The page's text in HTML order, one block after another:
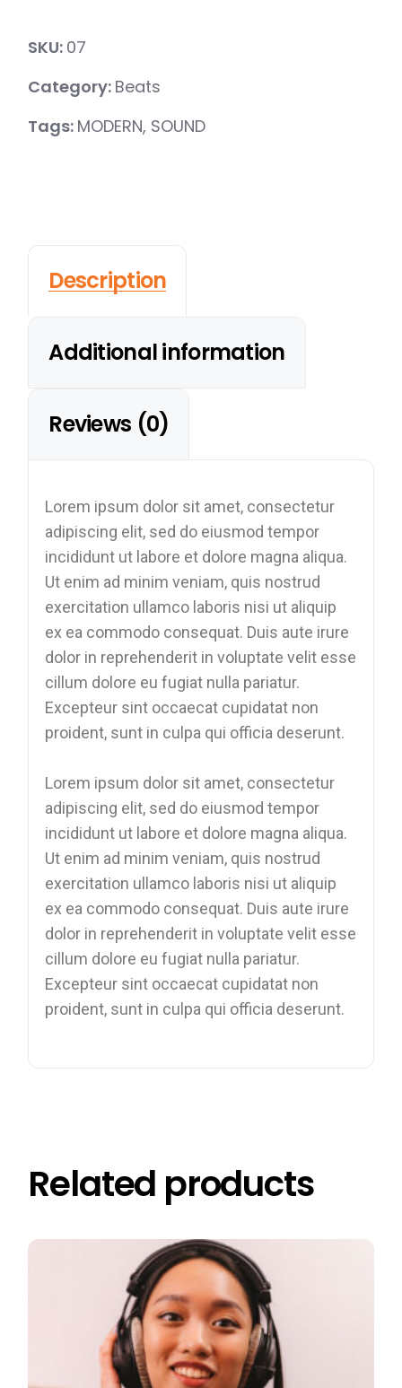
SKU: 07
Category: Beats
Tags: MODERN, SOUND
Description
Additional information
Reviews (0)
Lorem ipsum dolor sit amet, consectetur
adipiscing elit, sed do eiusmod tempor
incididunt ut labore et dolore magna aliqua.
Ut enim ad minim veniam, quis nostrud
exercitation ullamco laboris nisi ut aliquip
ex ea commodo consequat. Duis aute irure
dolor in reprehenderit in voluptate velit esse
cillum dolore eu fugiat nulla pariatur.
Excepteur sint occaecat cupidatat non
proident, sunt in culpa qui officia deserunt.
Lorem ipsum dolor sit amet, consectetur
adipiscing elit, sed do eiusmod tempor
incididunt ut labore et dolore magna aliqua.
Ut enim ad minim veniam, quis nostrud
exercitation ullamco laboris nisi ut aliquip
ex ea commodo consequat. Duis aute irure
dolor in reprehenderit in voluptate velit esse
cillum dolore eu fugiat nulla pariatur.
Excepteur sint occaecat cupidatat non
proident, sunt in culpa qui officia deserunt.
Related products